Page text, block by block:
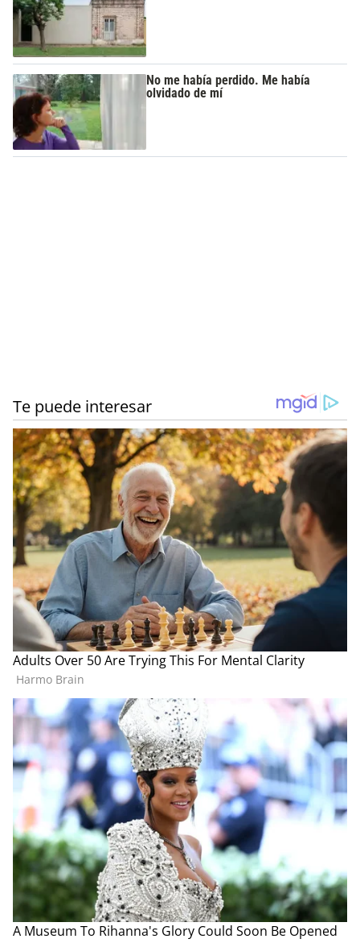
No me había perdido. Me había
olvidado de mí